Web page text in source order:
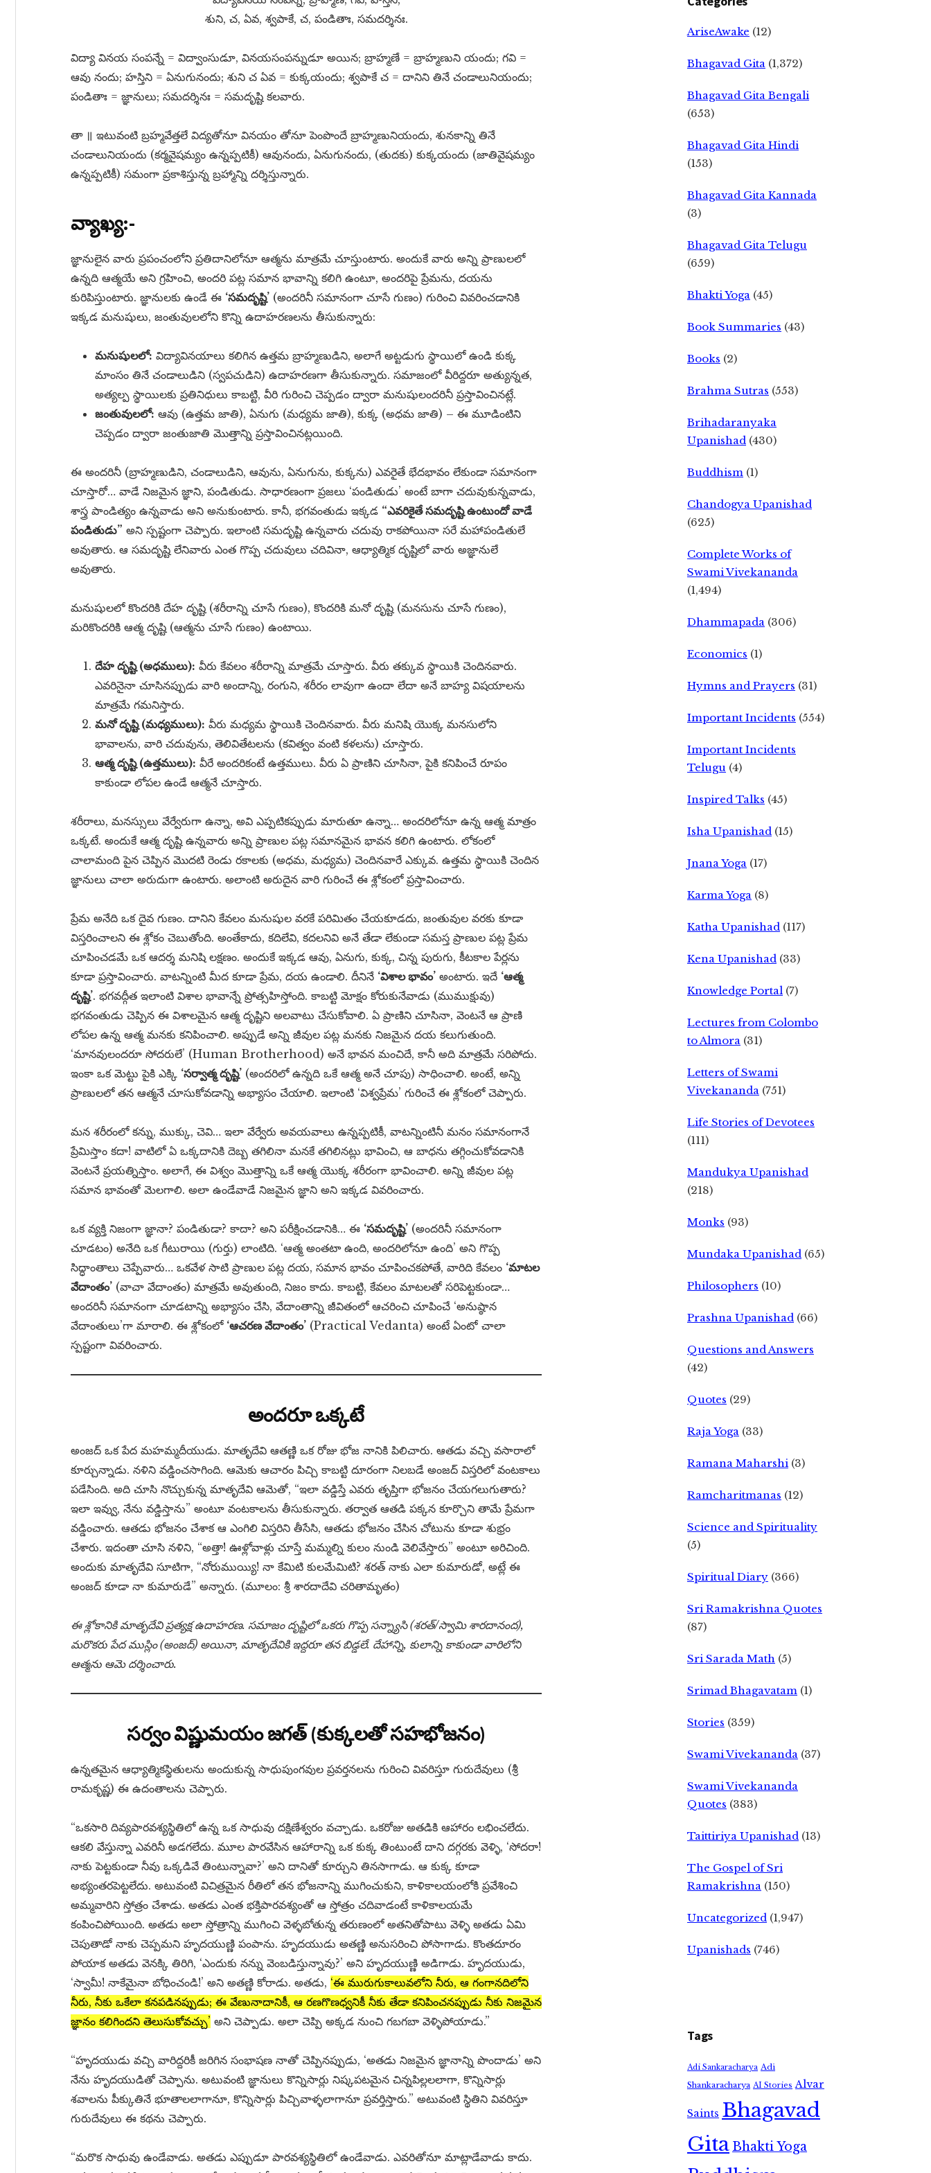
శుని, చ, ఏవ, శ్వపాకే, చ, పండితాః, సమదర్శినః.
విద్యా వినయ సంపన్నే = విద్వాంసుడూ, వినయసంపన్నుడూ అయిన; బ్రాహ్మణే = బ్రాహ్మణుని యందు; గవి =
ఆవు నందు; హస్తిని = ఏనుగునందు; శుని చ ఏవ = కుక్కయందు; శ్వపాకే చ = దానిని తినే చండాలునియందు;
పండితాః = జ్ఞానులు; సమదర్శినః = సమదృష్టి కలవారు.
తా ॥ ఇటువంటి బ్రహ్మవేత్తలే విద్యతోనూ వినయం తోనూ పెంపొందే బ్రాహ్మణునియందు, శునకాన్ని తినే
చండాలునియందు (కర్మవైషమ్యం ఉన్నప్పటికీ) ఆవునందు, ఏనుగునందు, (తుదకు) కుక్కయందు (జాతివైషమ్యం
ఉన్నప్పటికీ) సమంగా ప్రకాశిస్తున్న బ్రహ్మాన్ని దర్శిస్తున్నారు.
వ్యాఖ్య:-
జ్ఞానులైన వారు ప్రపంచంలోని ప్రతిదానిలోనూ ఆత్మను మాత్రమే చూస్తుంటారు. అందుకే వారు అన్ని ప్రాణులలో
ఉన్నది ఆత్మయే అని గ్రహించి, అందరి పట్ల సమాన భావాన్ని కలిగి ఉంటూ, అందరిపై ప్రేమను, దయను
కురిపిస్తుంటారు. జ్ఞానులకు ఉండే ఈ ‘సమదృష్టి’ (అందరినీ సమానంగా చూసే గుణం) గురించి వివరించడానికి
ఇక్కడ మనుషులు, జంతువులలోని కొన్ని ఉదాహరణలను తీసుకున్నారు:
మనుషులలో: విద్యావినయాలు కలిగిన ఉత్తమ బ్రాహ్మణుడిని, అలాగే అట్టడుగు స్థాయిలో ఉండి కుక్క
మాంసం తినే చండాలుడిని (స్వపచుడిని) ఉదాహరణగా తీసుకున్నారు. సమాజంలో వీరిద్దరూ అత్యున్నత,
అత్యల్ప స్థాయిలకు ప్రతినిధులు కాబట్టి, వీరి గురించి చెప్పడం ద్వారా మనుషులందరినీ ప్రస్తావించినట్లే.
జంతువులలో: ఆవు (ఉత్తమ జాతి), ఏనుగు (మధ్యమ జాతి), కుక్క (అధమ జాతి) – ఈ మూడింటిని
చెప్పడం ద్వారా జంతుజాతి మొత్తాన్ని ప్రస్తావించినట్లయింది.
ఈ అందరినీ (బ్రాహ్మణుడిని, చండాలుడిని, ఆవును, ఏనుగును, కుక్కను) ఎవరైతే భేదభావం లేకుండా సమానంగా
చూస్తారో… వాడే నిజమైన జ్ఞాని, పండితుడు. సాధారణంగా ప్రజలు ‘పండితుడు’ అంటే బాగా చదువుకున్నవాడు,
శాస్త్ర పాండిత్యం ఉన్నవాడు అని అనుకుంటారు. కానీ, భగవంతుడు ఇక్కడ “ఎవరికైతే సమదృష్టి ఉంటుందో వాడే
పండితుడు” అని స్పష్టంగా చెప్పారు. ఇలాంటి సమదృష్టి ఉన్నవారు చదువు రాకపోయినా సరే మహాపండితులే
అవుతారు. ఆ సమదృష్టి లేనివారు ఎంత గొప్ప చదువులు చదివినా, ఆధ్యాత్మిక దృష్టిలో వారు అజ్ఞానులే
అవుతారు.
మనుషులలో కొందరికి దేహ దృష్టి (శరీరాన్ని చూసే గుణం), కొందరికి మనో దృష్టి (మనసును చూసే గుణం),
మరికొందరికి ఆత్మ దృష్టి (ఆత్మను చూసే గుణం) ఉంటాయి.
దేహ దృష్టి (అధములు): వీరు కేవలం శరీరాన్ని మాత్రమే చూస్తారు. వీరు తక్కువ స్థాయికి చెందినవారు.
ఎవరినైనా చూసినప్పుడు వారి అందాన్ని, రంగుని, శరీరం లావుగా ఉందా లేదా అనే బాహ్య విషయాలను
మాత్రమే గమనిస్తారు.
మనో దృష్టి (మధ్యములు): వీరు మధ్యమ స్థాయికి చెందినవారు. వీరు మనిషి యొక్క మనసులోని
భావాలను, వారి చదువును, తెలివితేటలను (కవిత్వం వంటి కళలను) చూస్తారు.
ఆత్మ దృష్టి (ఉత్తములు): వీరే అందరికంటే ఉత్తములు. వీరు ఏ ప్రాణిని చూసినా, పైకి కనిపించే రూపం
కాకుండా లోపల ఉండే ఆత్మనే చూస్తారు.
శరీరాలు, మనస్సులు వేర్వేరుగా ఉన్నా, అవి ఎప్పటికప్పుడు మారుతూ ఉన్నా… అందరిలోనూ ఉన్న ఆత్మ మాత్రం
ఒక్కటే. అందుకే ఆత్మ దృష్టి ఉన్నవారు అన్ని ప్రాణుల పట్ల సమానమైన భావన కలిగి ఉంటారు. లోకంలో
చాలామంది పైన చెప్పిన మొదటి రెండు రకాలకు (అధమ, మధ్యమ) చెందినవారే ఎక్కువ. ఉత్తమ స్థాయికి చెందిన
జ్ఞానులు చాలా అరుదుగా ఉంటారు. అలాంటి అరుదైన వారి గురించే ఈ శ్లోకంలో ప్రస్తావించారు.
ప్రేమ అనేది ఒక దైవ గుణం. దానిని కేవలం మనుషుల వరకే పరిమితం చేయకూడదు, జంతువుల వరకు కూడా
విస్తరించాలని ఈ శ్లోకం చెబుతోంది. అంతేకాదు, కదిలేవి, కదలనివి అనే తేడా లేకుండా సమస్త ప్రాణుల పట్ల ప్రేమ
చూపించడమే ఒక ఆదర్శ మనిషి లక్షణం. అందుకే ఇక్కడ ఆవు, ఏనుగు, కుక్క, చిన్న పురుగు, కీటకాల పేర్లను
కూడా ప్రస్తావించారు. వాటన్నింటి మీద కూడా ప్రేమ, దయ ఉండాలి. దీనినే ‘విశాల భావం’ అంటారు. ఇదే ‘ఆత్మ
దృష్టి’. భగవద్గీత ఇలాంటి విశాల భావాన్నే ప్రోత్సహిస్తోంది. కాబట్టి మోక్షం కోరుకునేవాడు (ముముక్షువు)
భగవంతుడు చెప్పిన ఈ విశాలమైన ఆత్మ దృష్టిని అలవాటు చేసుకోవాలి. ఏ ప్రాణిని చూసినా, వెంటనే ఆ ప్రాణి
లోపల ఉన్న ఆత్మ మనకు కనిపించాలి. అప్పుడే అన్ని జీవుల పట్ల మనకు నిజమైన దయ కలుగుతుంది.
‘మానవులందరూ సోదరులే’ (Human Brotherhood) అనే భావన మంచిదే, కానీ అది మాత్రమే సరిపోదు.
ఇంకా ఒక మెట్టు పైకి ఎక్కి ‘సర్వాత్మ దృష్టి’ (అందరిలో ఉన్నది ఒకే ఆత్మ అనే చూపు) సాధించాలి. అంటే, అన్ని
ప్రాణులలో తన ఆత్మనే చూసుకోవడాన్ని అభ్యాసం చేయాలి. ఇలాంటి ‘విశ్వప్రేమ’ గురించే ఈ శ్లోకంలో చెప్పారు.
మన శరీరంలో కన్ను, ముక్కు, చెవి… ఇలా వేర్వేరు అవయవాలు ఉన్నప్పటికీ, వాటన్నింటినీ మనం సమానంగానే
ప్రేమిస్తాం కదా! వాటిలో ఏ ఒక్కదానికి దెబ్బ తగిలినా మనకే తగిలినట్లు భావించి, ఆ బాధను తగ్గించుకోవడానికి
వెంటనే ప్రయత్నిస్తాం. అలాగే, ఈ విశ్వం మొత్తాన్ని ఒకే ఆత్మ యొక్క శరీరంగా భావించాలి. అన్ని జీవుల పట్ల
సమాన భావంతో మెలగాలి. అలా ఉండేవాడే నిజమైన జ్ఞాని అని ఇక్కడ వివరించారు.
ఒక వ్యక్తి నిజంగా జ్ఞానా? పండితుడా? కాదా? అని పరీక్షించడానికి… ఈ ‘సమదృష్టి’ (అందరినీ సమానంగా
చూడటం) అనేది ఒక గీటురాయి (గుర్తు) లాంటిది. ‘ఆత్మ అంతటా ఉంది, అందరిలోనూ ఉంది’ అని గొప్ప
సిద్ధాంతాలు చెప్పేవారు… ఒకవేళ సాటి ప్రాణుల పట్ల దయ, సమాన భావం చూపించకపోతే, వారిది కేవలం ‘మాటల
వేదాంతం’ (వాచా వేదాంతం) మాత్రమే అవుతుంది, నిజం కాదు. కాబట్టి, కేవలం మాటలతో సరిపెట్టకుండా…
అందరినీ సమానంగా చూడటాన్ని అభ్యాసం చేసి, వేదాంతాన్ని జీవితంలో ఆచరించి చూపించే ‘అనుష్ఠాన
వేదాంతులు’గా మారాలి. ఈ శ్లోకంలో ‘ఆచరణ వేదాంతం’ (Practical Vedanta) అంటే ఏంటో చాలా
స్పష్టంగా వివరించారు.
అందరూ ఒక్కటే
అంజద్ ఒక పేద మహమ్మదీయుడు. మాతృదేవి ఆతణ్ణి ఒక రోజు భోజ నానికి పిలిచారు. ఆతడు వచ్చి వసారాలో
కూర్చున్నాడు. నళిని వడ్డించసాగింది. ఆమెకు ఆచారం పిచ్చి కాబట్టి దూరంగా నిలబడే అంజద్ విస్తరిలో వంటకాలు
పడేసింది. అది చూసి నొచ్చుకున్న మాతృదేవి ఆమెతో, “ఇలా వడ్డిస్తే ఎవరు తృప్తిగా భోజనం చేయగలుగుతారు?
ఇలా ఇవ్వు, నేను వడ్డిస్తాను” అంటూ వంటకాలను తీసుకున్నారు. తర్వాత ఆతడి పక్కన కూర్చొని తామే ప్రేమగా
వడ్డించారు. ఆతడు భోజనం చేశాక ఆ ఎంగిలి విస్తరిని తీసేసి, ఆతడు భోజనం చేసిన చోటును కూడా శుభ్రం
చేశారు. ఇదంతా చూసి నళిని, “అత్తా! ఊళ్లోవాళ్లు చూస్తే మమ్మల్ని కులం నుండి వెలివేస్తారు” అంటూ అరిచింది.
అందుకు మాతృదేవి సూటిగా, “నోరుముయ్యి! నా కేమిటి కులమేమిటి? శరత్ నాకు ఎలా కుమారుడో, అట్లే ఈ
అంజద్ కూడా నా కుమారుడే” అన్నారు. (మూలం: శ్రీ శారదాదేవి చరితామృతం)
ఈ శ్లోకానికి మాతృదేవి ప్రత్యక్ష ఉదాహరణ. సమాజం దృష్టిలో ఒకరు గొప్ప సన్న్యాసి (శరత్/స్వామి శారదానంద),
మరొకరు పేద ముస్లిం (అంజద్) అయినా, మాతృదేవికి ఇద్దరూ తన బిడ్డలే. దేహాన్ని, కులాన్ని కాకుండా వారిలోని
ఆత్మను ఆమె దర్శించారు.
సర్వం విష్ణుమయం జగత్ (కుక్కలతో సహభోజనం)
ఉన్నతమైన ఆధ్యాత్మికస్థితులను అందుకున్న సాధుపుంగవుల ప్రవర్తనలను గురించి వివరిస్తూ గురుదేవులు (శ్రీ
రామకృష్ణ) ఈ ఉదంతాలను చెప్పారు.
“ఒకసారి దివ్యపారవశ్యస్థితిలో ఉన్న ఒక సాధువు దక్షిణేశ్వరం వచ్చాడు. ఒకరోజు అతడికి ఆహారం లభించలేదు.
ఆకలి వేస్తున్నా ఎవరినీ అడగలేదు. మూల పారవేసిన ఆహారాన్ని ఒక కుక్క తింటుంటే దాని దగ్గరకు వెళ్ళి, ‘సోదరా!
నాకు పెట్టకుండా నీవు ఒక్కడివే తింటున్నావా?’ అని దానితో కూర్చుని తినసాగాడు. ఆ కుక్క కూడా
అభ్యంతరపెట్టలేదు. అటువంటి విచిత్రమైన రీతిలో తన భోజనాన్ని ముగించుకుని, కాళికాలయంలోకి ప్రవేశించి
అమ్మవారిని స్తోత్రం చేశాడు. అతడు ఎంత భక్తిపారవశ్యంతో ఆ స్తోత్రం చదివాడంటే కాళికాలయమే
కంపించిపోయింది. అతడు అలా స్తోత్రాన్ని ముగించి వెళ్ళబోతున్న తరుణంలో అతనితోపాటు వెళ్ళి అతడు ఏమి
చెపుతాడో నాకు చెప్పమని హృదయుణ్ణి పంపాను. హృదయుడు అతణ్ణి అనుసరించి పోసాగాడు. కొంతదూరం
పోయాక అతడు వెనక్కి తిరిగి, ‘ఎందుకు నన్ను వెంబడిస్తున్నావు?’ అని హృదయుణ్ణి అడిగాడు. హృదయుడు,
‘స్వామీ! నాకేమైనా బోధించండి!’ అని అతణ్ణి కోరాడు. అతడు, ‘ఈ మురుగుకాలువలోని నీరు, ఆ గంగానదిలోని
నీరు, నీకు ఒకేలా కనపడినప్పుడు; ఈ వేణునాదానికీ, ఆ రణగొణధ్వనికీ నీకు తేడా కనిపించనప్పుడు నీకు నిజమైన
జ్ఞానం కలిగిందని తెలుసుకోవచ్చు’ అని చెప్పాడు. అలా చెప్పి అక్కడ నుంచి గబగబా వెళ్ళిపోయాడు.”
“హృదయుడు వచ్చి వారిద్దరికీ జరిగిన సంభాషణ నాతో చెప్పినప్పుడు, ‘అతడు నిజమైన జ్ఞానాన్ని పొందాడు’ అని
నేను హృదయుడితో చెప్పాను. అటువంటి జ్ఞానులు కొన్నిసార్లు నిష్కపటమైన చిన్నపిల్లలలాగా, కొన్నిసార్లు
శవాలను పీక్కుతినే భూతాలలాగానూ, కొన్నిసార్లు పిచ్చివాళ్ళలాగానూ ప్రవర్తిస్తారు.” అటువంటి స్థితిని వివరిస్తూ
గురుదేవులు ఈ కథను చెప్పారు.
“మరొక సాధువు ఉండేవాడు. అతడు ఎప్పుడూ పారవశ్యస్థితిలో ఉండేవాడు. ఎవరితోనూ మాట్లాడేవాడు కాదు.
AriseAwake (12)
Bhagavad Gita (1,372)
Bhagavad Gita Bengali
(653)
Bhagavad Gita Hindi
(153)
Bhagavad Gita Kannada
(3)
Bhagavad Gita Telugu
(659)
Bhakti Yoga (45)
Book Summaries (43)
Books (2)
Brahma Sutras (553)
Brihadaranyaka
Upanishad (430)
Buddhism (1)
Chandogya Upanishad
(625)
Complete Works of
Swami Vivekananda
(1,494)
Dhammapada (306)
Economics (1)
Hymns and Prayers (31)
Important Incidents (554)
Important Incidents
Telugu (4)
Inspired Talks (45)
Isha Upanishad (15)
Jnana Yoga (17)
Karma Yoga (8)
Katha Upanishad (117)
Kena Upanishad (33)
Knowledge Portal (7)
Lectures from Colombo
to Almora (31)
Letters of Swami
Vivekananda (751)
Life Stories of Devotees
(111)
Mandukya Upanishad
(218)
Monks (93)
Mundaka Upanishad (65)
Philosophers (10)
Prashna Upanishad (66)
Questions and Answers
(42)
Quotes (29)
Raja Yoga (33)
Ramana Maharshi (3)
Ramcharitmanas (12)
Science and Spirituality
(5)
Spiritual Diary (366)
Sri Ramakrishna Quotes
(87)
Sri Sarada Math (5)
Srimad Bhagavatam (1)
Stories (359)
Swami Vivekananda (37)
Swami Vivekananda
Quotes (383)
Taittiriya Upanishad (13)
The Gospel of Sri
Ramakrishna (150)
Uncategorized (1,947)
Upanishads (746)
Tags
Adi Sankaracharya Adi
Shankaracharya AI Stories Alvar
Saints Bhagavad
GitaBhakti Yoga